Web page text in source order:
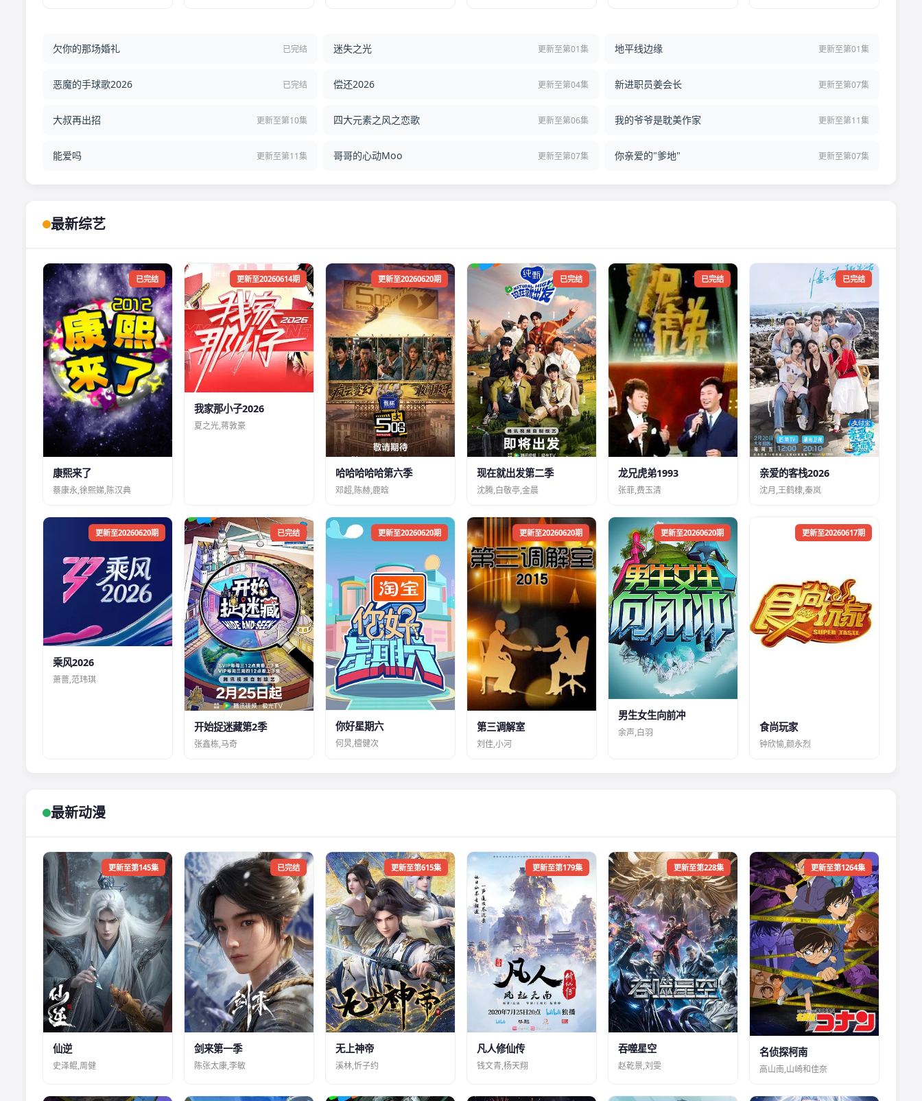
欠你的那场婚礼 已完结 迷失之光 更新至第01集 地平线边缘 更新至第01集
恶魔的手球歌2026 已完结 偿还2026 更新至第04集 新进职员姜会长 更新至第07集
大叔再出招 更新至第10集 四大元素之风之恋歌 更新至第06集 我的爷爷是耽美作家 更新至第11集
能爱吗 更新至第11集 哥哥的心动Moo 更新至第07集 你亲爱的"爹地" 更新至第07集
最新综艺
已完结
康熙来了
蔡康永,徐熙娣,陈汉典
更新至20260614期
我家那小子2026
夏之光,蒋敦豪
更新至20260620期
哈哈哈哈哈第六季
邓超,陈赫,鹿晗
已完结
现在就出发第二季
沈腾,白敬亭,金晨
已完结
龙兄虎弟1993
张菲,费玉清
已完结
亲爱的客栈2026
沈月,王鹤棣,秦岚
更新至20260620期
乘风2026
萧蔷,范玮琪
已完结
开始捉迷藏第2季
张鑫栋,马奇
更新至20260620期
你好星期六
何炅,檀健次
更新至20260620期
第三调解室
刘佳,小河
更新至20260620期
男生女生向前冲
余声,白羽
更新至20260617期
食尚玩家
钟欣愉,颜永烈
最新动漫
更新至第145集
仙逆
史泽鲲,周健
已完结
剑来第一季
陈张太康,李敏
更新至第615集
无上神帝
溪林,忻子约
更新至第179集
凡人修仙传
钱文青,杨天翔
更新至第228集
吞噬星空
赵乾景,刘雯
更新至第1264集
名侦探柯南
高山南,山崎和佳奈